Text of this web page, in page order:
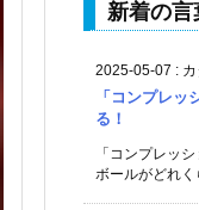
新着の
2025-05-07 :
「コンプレ
る！
「コンプレッ
ボールがどれく